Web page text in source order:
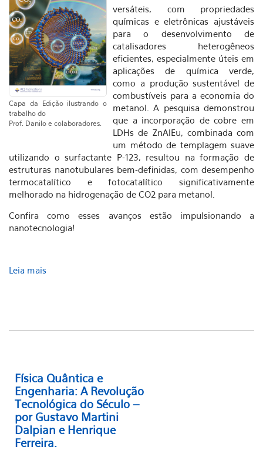
Capa da Edição ilustrando o
trabalho do
Prof. Danilo e colaboradores.
versáteis, com propriedades
químicas e eletrônicas ajustáveis
para o desenvolvimento de
catalisadores heterogêneos
eficientes, especialmente úteis em
aplicações de química verde,
como a produção sustentável de
combustíveis para a economia do
metanol. A pesquisa demonstrou
que a incorporação de cobre em
LDHs de ZnAlEu, combinada com
um método de templagem suave
utilizando o surfactante P-123, resultou na formação de
estruturas nanotubulares bem-definidas, com desempenho
termocatalítico e fotocatalítico significativamente
melhorado na hidrogenação de CO2 para metanol.
Confira como esses avanços estão impulsionando a
nanotecnologia!
Leia mais
Física Quântica e
Engenharia: A Revolução
Tecnológica do Século –
por Gustavo Martini
Dalpian e Henrique
Ferreira.